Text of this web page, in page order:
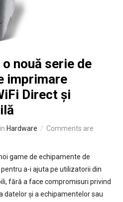
nouă serie de
imprimare
Direct și
in Hardware
Comments are
game de echipamente de
a-i ajuta pe utilizatorii din
fără a face compromisuri privind
datelor și a echipamentelor sau